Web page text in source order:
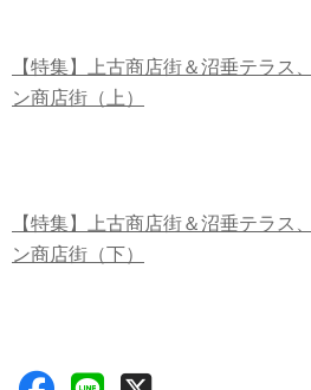
【特集】上古商店街＆沼垂テラス
ン商店街（上）
【特集】上古商店街＆沼垂テラス
ン商店街（下）